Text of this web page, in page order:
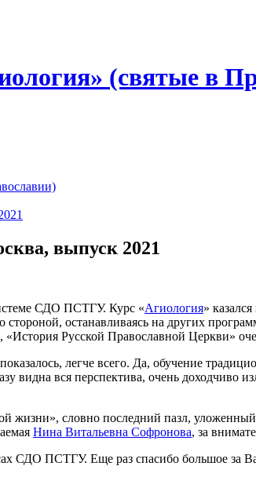
(святые в
выпуск 2021
СДО ПСТГУ. Курс «Агиология»
стороной, останавливаясь на других
Русской Православной Церкви»
легче всего. Да, обучение
видна вся перспектива, очень доходчиво
жизни», словно последний пазл,
Нина Витальевна Софронова, за
СДО ПСТГУ. Еще раз спасибо большое за